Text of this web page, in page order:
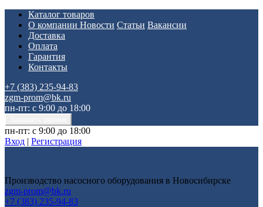
Каталог товаров
О компании Новости Статьи Вакансии
Доставка
Оплата
Гарантия
Контакты
+7 (383) 235-94-83
zgm-prom@bk.ru
пн-пт: с 9:00 до 18:00
пн-пт: с 9:00 до 18:00
Вход | Регистрация
Производство насосного оборудования в Новосибирске
zgm-prom@bk.ru
+7 (383) 235-94-83